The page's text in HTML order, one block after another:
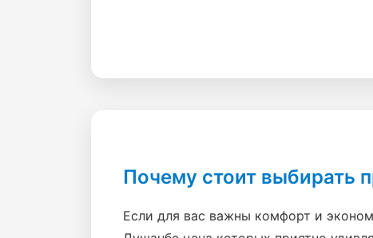
Почему стоит выбирать
Если для вас важны комфорт и